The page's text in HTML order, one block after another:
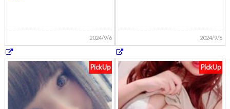
2024/9/6 2024/9/6
PickUp PickUp